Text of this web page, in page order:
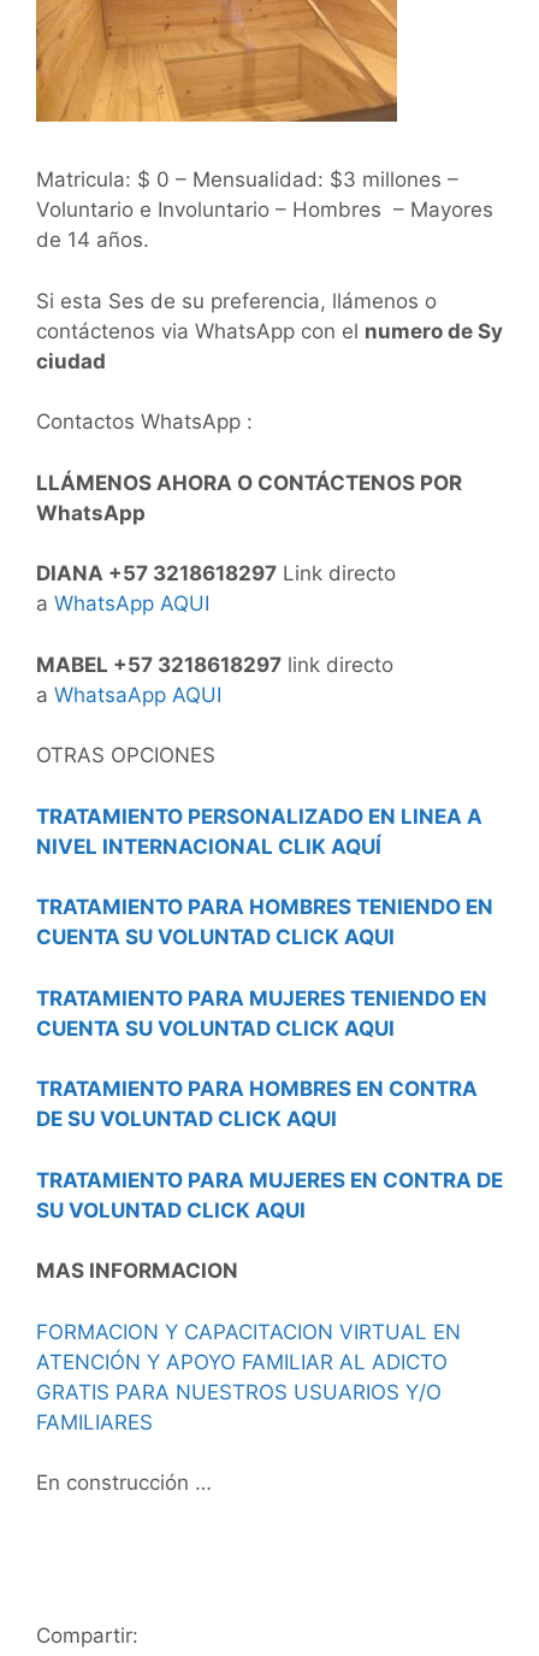
Matricula: $ 0 – Mensualidad: $3 millones –
Voluntario e Involuntario – Hombres – Mayores
de 14 años.
Si esta Ses de su preferencia, llámenos o
contáctenos via WhatsApp con el numero de Sy
ciudad
Contactos WhatsApp :
LLÁMENOS AHORA O CONTÁCTENOS POR
WhatsApp
DIANA +57 3218618297 Link directo
a WhatsApp AQUI
MABEL +57 3218618297 link directo
a WhatsaApp AQUI
OTRAS OPCIONES
TRATAMIENTO PERSONALIZADO EN LINEA A
NIVEL INTERNACIONAL CLIK AQUÍ
TRATAMIENTO PARA HOMBRES TENIENDO EN
CUENTA SU VOLUNTAD CLICK AQUI
TRATAMIENTO PARA MUJERES TENIENDO EN
CUENTA SU VOLUNTAD CLICK AQUI
TRATAMIENTO PARA HOMBRES EN CONTRA
DE SU VOLUNTAD CLICK AQUI
TRATAMIENTO PARA MUJERES EN CONTRA DE
SU VOLUNTAD CLICK AQUI
MAS INFORMACION
FORMACION Y CAPACITACION VIRTUAL EN
ATENCIÓN Y APOYO FAMILIAR AL ADICTO
GRATIS PARA NUESTROS USUARIOS Y/O
FAMILIARES
En construcción …
Compartir: